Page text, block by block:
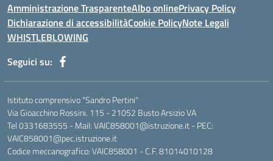
Amministrazione TrasparenteAlbo onlinePrivacy Policy
Dichiarazione di accessibilitàCookie PolicyNote Legali
WHISTLEBLOWING
Seguici su:
Istituto comprensivo "Sandro Pertini"
Via Gioacchino Rossini. 115 - 21052 Busto Arsizio VA
Tel 0331683555 - Mail: VAIC858001@istruzione.it - PEC:
VAIC858001@pec.istruzione.it
Codice meccanografico: VAIC858001 - C.F. 81014010128